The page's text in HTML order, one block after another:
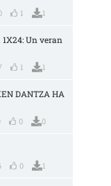
1 1
Un veran
1 1
DANTZA HA
0 0
0 1